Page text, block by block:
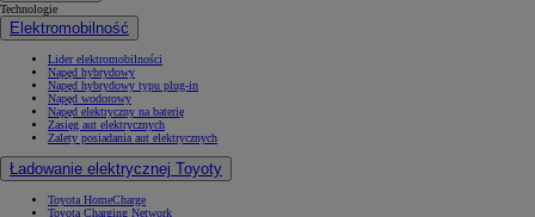
Technologie
Elektromobilność
Lider elektromobilności
Napęd hybrydowy
Napęd hybrydowy typu plug-in
Napęd wodorowy
Napęd elektryczny na baterię
Zasięg aut elektrycznych
Zalety posiadania aut elektrycznych
Ładowanie elektrycznej Toyoty
Toyota HomeCharge
Toyota Charging Network